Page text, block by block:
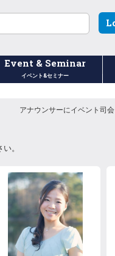
Event & Seminar
イベント&セミナー
アナウンサーにイベント司
。